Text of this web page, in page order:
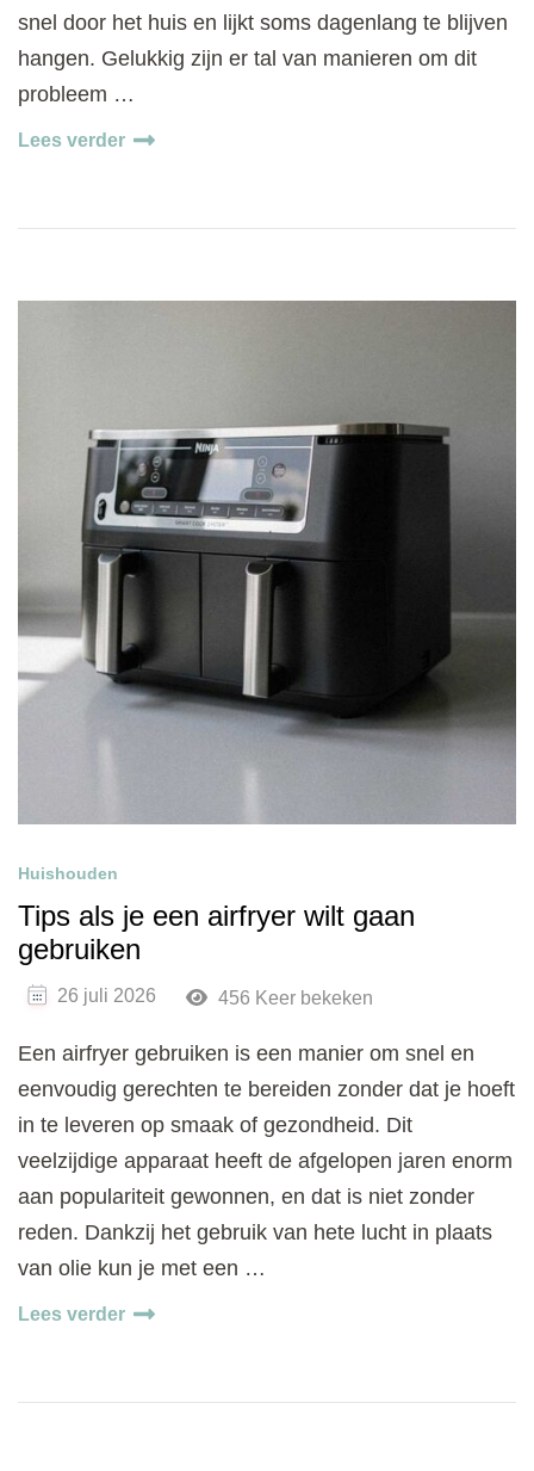
snel door het huis en lijkt soms dagenlang te blijven
hangen. Gelukkig zijn er tal van manieren om dit
probleem …
Lees verder
Huishouden
Tips als je een airfryer wilt gaan
gebruiken
26 juli 2026 456 Keer bekeken
Een airfryer gebruiken is een manier om snel en
eenvoudig gerechten te bereiden zonder dat je hoeft
in te leveren op smaak of gezondheid. Dit
veelzijdige apparaat heeft de afgelopen jaren enorm
aan populariteit gewonnen, en dat is niet zonder
reden. Dankzij het gebruik van hete lucht in plaats
van olie kun je met een …
Lees verder